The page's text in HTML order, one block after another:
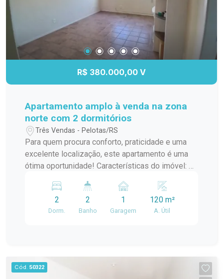
R$ 380.000,00 V
Apartamento amplo à venda na zona
norte com 2 dormitórios
Três Vendas - Pelotas/RS
Para quem procura conforto, praticidade e uma
excelente localização, este apartamento é uma
ótima oportunidade! Características do imóvel: 2
funcional mobiliada Banheiro social Área de
serviço Dependência completa Garagem privativa
Com ambientes espaçosos e bem distribuídos,
próximo a mercados, escolas, farmácias e com
fácil acesso aos principais pontos da cidade.
2
Dorm.
2
Banho
1
Garagem
120 m²
A. Útil
Cód. 50322